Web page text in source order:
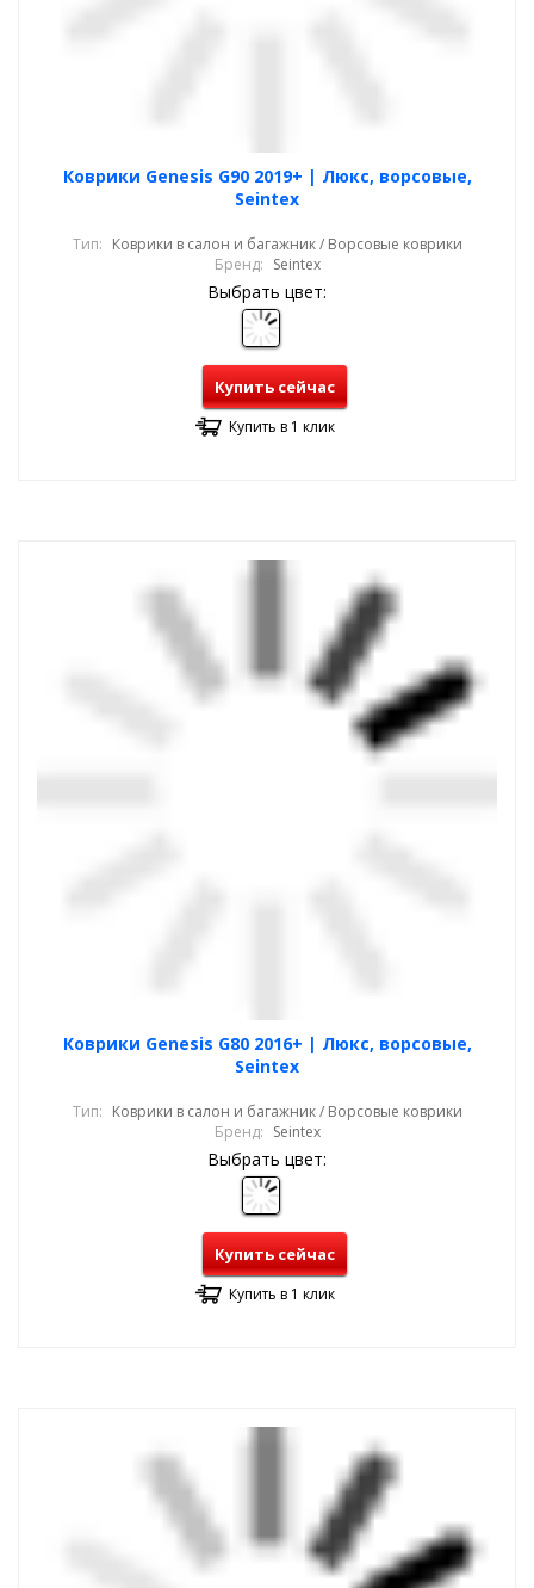
Коврики Genesis G90 2019+ | Люкс, ворсовые,
Seintex
Тип: Коврики в салон и багажник / Ворсовые коврики
Бренд: Seintex
Выбрать цвет:
Купить сейчас
Купить в 1 клик
Коврики Genesis G80 2016+ | Люкс, ворсовые,
Seintex
Тип: Коврики в салон и багажник / Ворсовые коврики
Бренд: Seintex
Выбрать цвет:
Купить сейчас
Купить в 1 клик